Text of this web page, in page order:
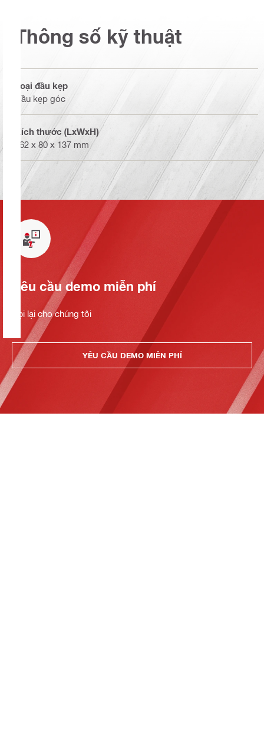
Thông số kỹ thuật
Loại đầu kẹp
Đầu kẹp góc
Kích thước (LxWxH)
162 x 80 x 137 mm
Yêu cầu demo miễn phí
Gọi lại cho chúng tôi
YÊU CẦU DEMO MIỄN PHÍ